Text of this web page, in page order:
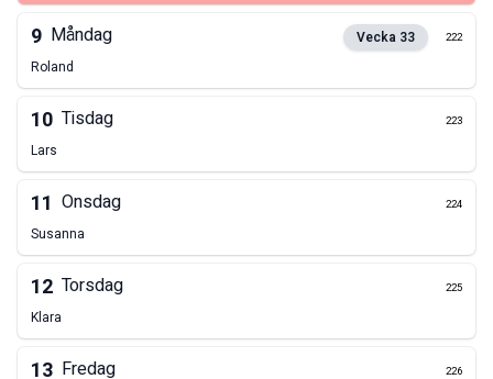
9 Måndag Vecka 33 222
Roland
10 Tisdag 223
Lars
11 Onsdag 224
Susanna
12 Torsdag 225
Klara
13 Fredag 226